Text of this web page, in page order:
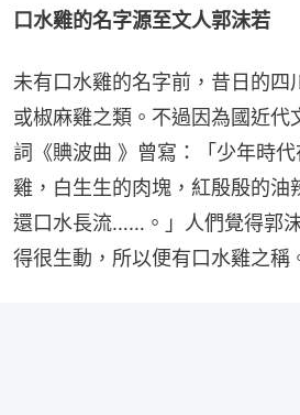
口水雞的名字源至文人郭沫若
未有口水雞的名字前，昔日的四
或椒麻雞之類。不過因為國近代
詞《賟波曲 》曾寫：「少年時
雞，白生生的肉塊，紅殷殷的油
還口水長流……。」人們覺得郭
得很生動，所以便有口水雞之稱